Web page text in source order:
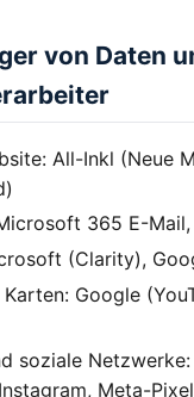
von Daten
All-Inkl (Neue
365 E-Mail,
(Clarity),
Google
soziale
Meta-